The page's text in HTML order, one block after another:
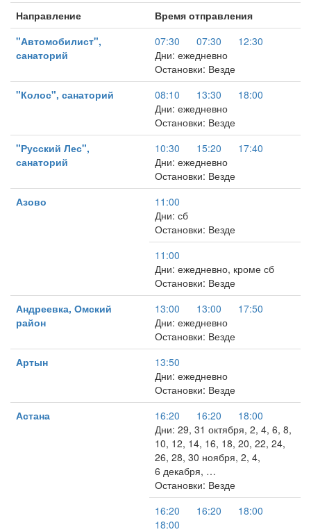
Направление
Время отправления
"Автомобилист",
санаторий
07:30 07:30
12:30
Дни: ежедневно
Остановки: Везде
"Колос", санаторий
08:10 13:30
18:00
Дни: ежедневно
Остановки: Везде
"Русский Лес",
санаторий
10:30 15:20
17:40
Дни: ежедневно
Остановки: Везде
Азово
11:00
Дни: сб
Остановки: Везде
11:00
Дни: ежедневно, кроме сб
Остановки: Везде
Андреевка, Омский
район
13:00 13:00
17:50
Дни: ежедневно
Остановки: Везде
Артын
13:50
Дни: ежедневно
Остановки: Везде
Астана
16:20 16:20
18:00
Дни: 29, 31 октября, 2, 4, 6, 8,
10, 12, 14, 16, 18, 20, 22, 24,
26, 28, 30 ноября, 2, 4,
6 декабря, …
Остановки: Везде
16:20
16:20
18:00
18:00